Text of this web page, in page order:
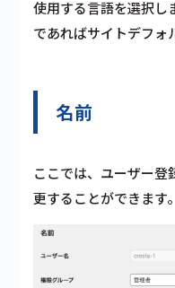
使用する言語を選択し
であればサイトデフォ
名前
ここでは、ユーザー登
更することができます。